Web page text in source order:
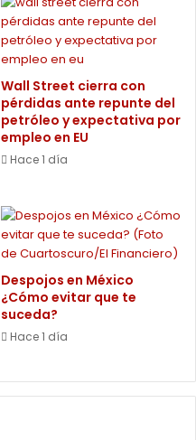
Wall Street cierra con
pérdidas ante repunte del
petróleo y expectativa por
empleo en EU
Hace 1 día
Despojos en México
¿Cómo evitar que te
suceda?
Hace 1 día